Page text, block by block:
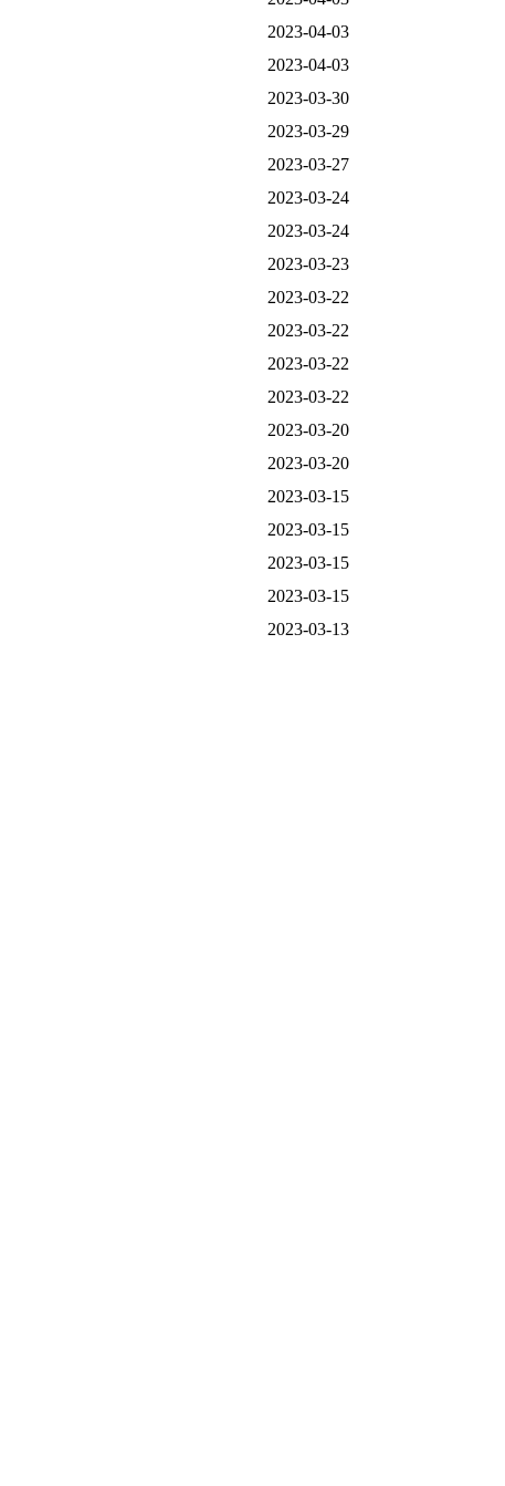
2023-04-03
2023-04-03
2023-03-30
2023-03-29
2023-03-27
2023-03-24
2023-03-24
2023-03-23
2023-03-22
2023-03-22
2023-03-22
2023-03-22
2023-03-20
2023-03-20
2023-03-15
2023-03-15
2023-03-15
2023-03-15
2023-03-13